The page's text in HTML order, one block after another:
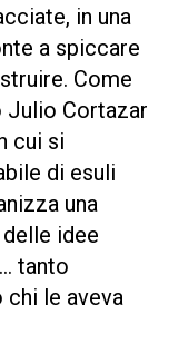
in una
a spiccare
Come
Cortazar
cui si
di esuli
una
idee
tanto
chi le aveva